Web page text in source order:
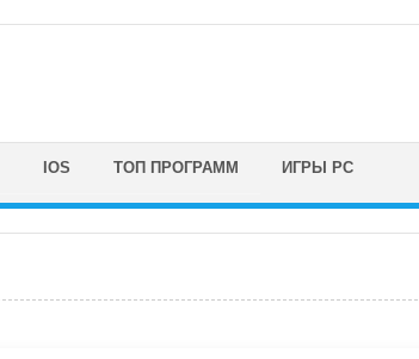
IOS ТОП ПРОГРАММ ИГРЫ PC